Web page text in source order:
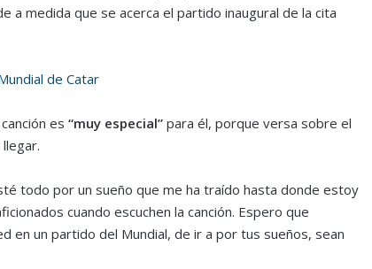
a medida que se acerca el partido inaugural de la cita
es “muy especial”para él, porque versa sobre el
todo por un sueño que me ha traído hasta donde estoy
cuando escuchen la canción. Espero que
en un partido del Mundial, de ir a por tus sueños, sean